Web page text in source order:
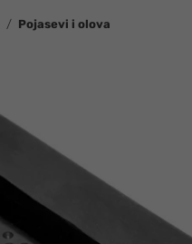
Pojasevi i olova